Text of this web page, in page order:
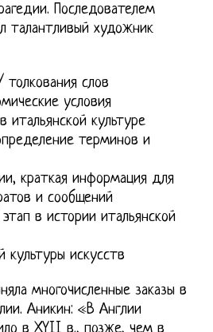
Последователем
талантливый художник
толкования слов
условия
итальянской культуре
терминов и
краткая информация для
и сообщений
в истории итальянской
культуры искусств
многочисленные заказы в
Аникин: «В Англии